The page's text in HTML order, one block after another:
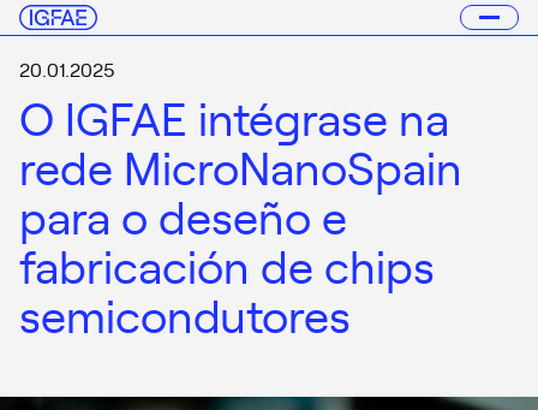
20.01.2025
O IGFAE intégrase na
rede MicroNanoSpain
para o deseño e
fabricación de chips
semicondutores